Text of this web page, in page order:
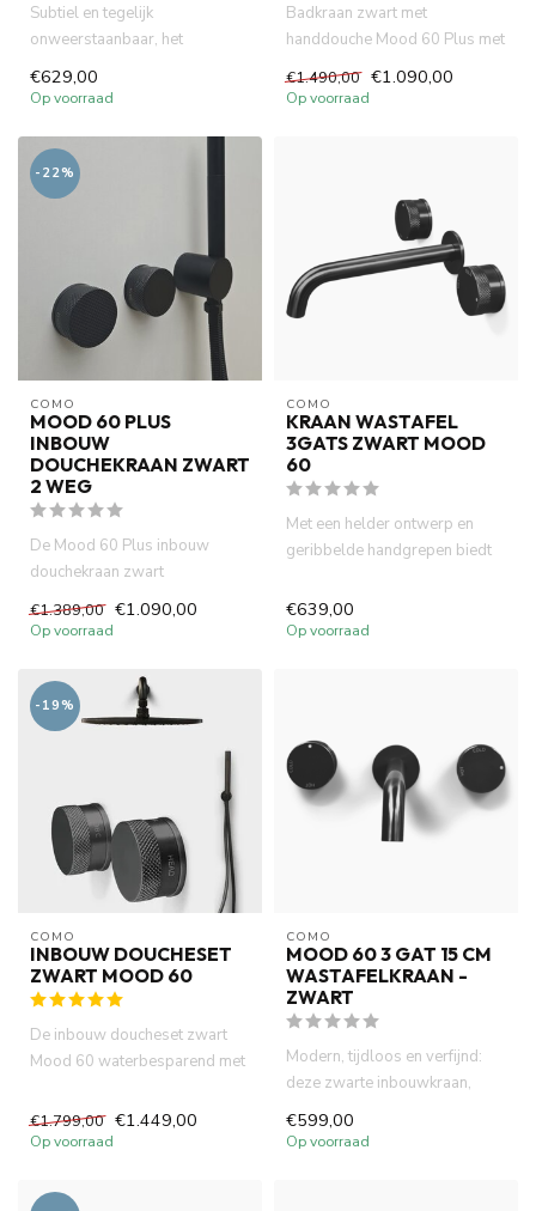
Subtiel en tegelijk
onweerstaanbaar, het
Como Mood 60 br...
€629,00
Op voorraad
Badkraan zwart met
handdouche Mood 60 Plus met
bad me...
€1.490,00 €1.090,00
Op voorraad
-22%
COMO
MOOD 60 PLUS
INBOUW
DOUCHEKRAAN ZWART
2 WEG
De Mood 60 Plus inbouw
douchekraan zwart
een luxe s...
€1.389,00 €1.090,00
Op voorraad
COMO
KRAAN WASTAFEL
3GATS ZWART MOOD
60
Met een helder ontwerp en
geribbelde handgrepen biedt
€639,00
Op voorraad
-19%
COMO
INBOUW DOUCHESET
ZWART MOOD 60
De inbouw doucheset zwart
Mood 60 waterbesparend met
€1.799,00 €1.449,00
Op voorraad
COMO
MOOD 60 3 GAT 15 CM
WASTAFELKRAAN -
ZWART
Modern, tijdloos en verfijnd:
deze zwarte inbouwkraan,
€599,00
Op voorraad